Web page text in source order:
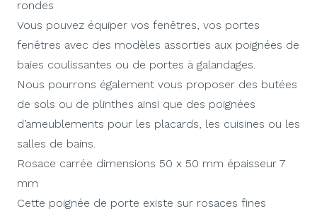
rondes
Vous pouvez équiper vos fenêtres, vos portes
fenêtres avec des modèles assorties aux poignées de
baies coulissantes ou de portes à galandages.
Nous pourrons également vous proposer des butées
de sols ou de plinthes ainsi que des poignées
d’ameublements pour les placards, les cuisines ou les
salles de bains.
Rosace carrée dimensions 50 x 50 mm épaisseur 7
mm
Cette poignée de porte existe sur rosaces fines